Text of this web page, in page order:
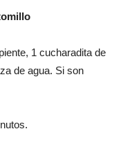
1 cucharadita de
de agua. Si son